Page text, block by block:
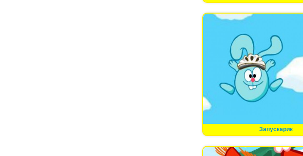
Запускарик